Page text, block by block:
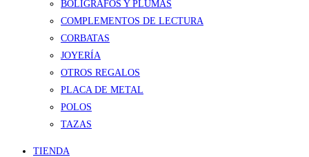
BOLÍGRAFOS Y PLUMAS
COMPLEMENTOS DE LECTURA
CORBATAS
JOYERÍA
OTROS REGALOS
PLACA DE METAL
POLOS
TAZAS
TIENDA